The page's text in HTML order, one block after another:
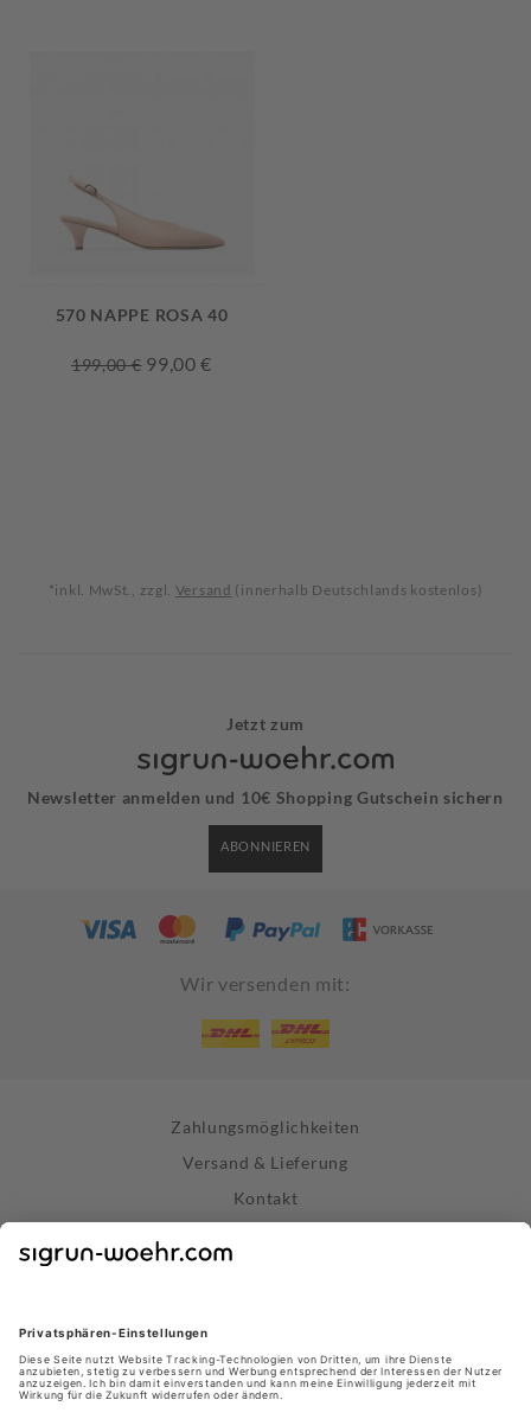
570 NAPPE ROSA 40
199,00 € 99,00 €
*inkl. MwSt., zzgl. Versand (innerhalb Deutschlands kostenlos)
Jetzt zum
Newsletter anmelden und 10€ Shopping Gutschein sichern
ABONNIEREN
Wir versenden mit:
Zahlungsmöglichkeiten
Versand & Lieferung
Kontakt
Impressum